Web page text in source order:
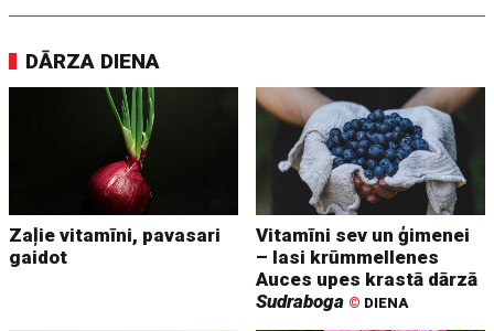
DĀRZA DIENA
Zaļie vitamīni, pavasari
gaidot
Vitamīni sev un ģimenei
– lasi krūmmellenes
Auces upes krastā dārzā
Sudraboga © DIENA